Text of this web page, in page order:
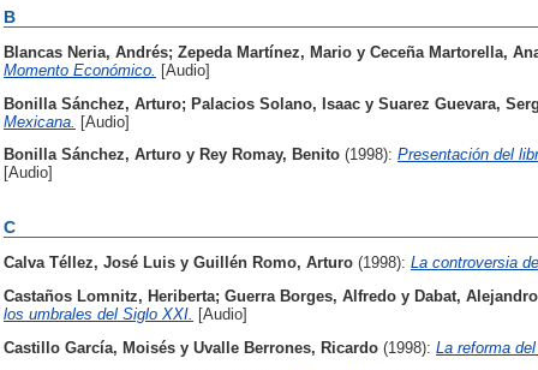
B
Blancas Neria, Andrés; Zepeda Martínez, Mario y Ceceña Martorella,
Momento Económico.
[Audio]
Bonilla Sánchez, Arturo; Palacios Solano, Isaac y Suarez Guevara,
Mexicana. [Audio]
Bonilla Sánchez, Arturo y Rey Romay, Benito (1998): Presentación del
[Audio]
C
Calva Téllez, José Luis y Guillén Romo, Arturo (1998): La controversia
Castaños Lomnitz, Heriberta; Guerra Borges, Alfredo y Dabat, Alejandro
los umbrales del Siglo XXI.
[Audio]
Castillo García, Moisés y Uvalle Berrones, Ricardo (1998): La reforma